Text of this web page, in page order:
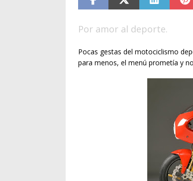
Por amor al deporte.
Pocas gestas del motociclismo
para menos, el menú prometía y